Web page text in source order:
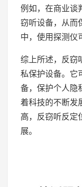
例如，在商业谈
窃听设备，从而
中，使用探测仪
综上所述，反窃
私保护设备。它
备，保护个人隐
着科技的不断发
高，反窃听反定
展。